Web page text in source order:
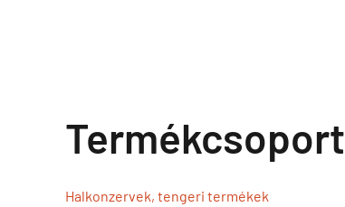
Termékcsoport
Halkonzervek, tengeri termékek